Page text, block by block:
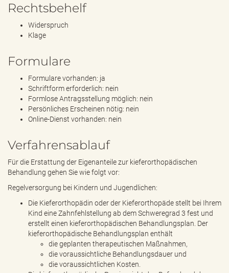
Rechtsbehelf
Widerspruch
Klage
Formulare
Formulare vorhanden: ja
Schriftform erforderlich: nein
Formlose Antragsstellung möglich: nein
Persönliches Erscheinen nötig: nein
Online-Dienst vorhanden: nein
Verfahrensablauf
Für die Erstattung der Eigenanteile zur kieferorthopädischen
Behandlung gehen Sie wie folgt vor:
Regelversorgung bei Kindern und Jugendlichen:
Die Kieferorthopädin oder der Kieferorthopäde stellt bei Ihrem
Kind eine Zahnfehlstellung ab dem Schweregrad 3 fest und
erstellt einen kieferorthopädischen Behandlungsplan. Der
kieferorthopädische Behandlungsplan enthält
die geplanten therapeutischen Maßnahmen,
die voraussichtliche Behandlungsdauer und
die voraussichtlichen Kosten.